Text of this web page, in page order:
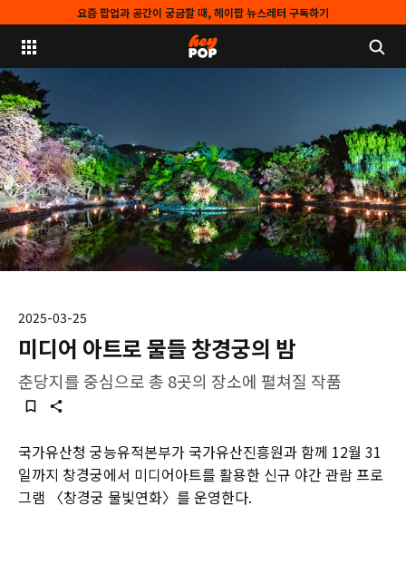
요즘 팝업과 공간이 궁금할 때, 헤이팝 뉴스레터 구독하기
2025-03-25
미디어 아트로 물들 창경궁의 밤
춘당지를 중심으로 총 8곳의 장소에 펼쳐질 작품
국가유산청 궁능유적본부가 국가유산진흥원과 함께 12월 31
일까지 창경궁에서 미디어아트를 활용한 신규 야간 관람 프로
그램 〈창경궁 물빛연화〉를 운영한다.